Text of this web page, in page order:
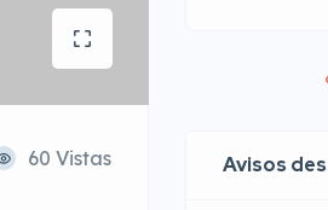
60 Vistas Avisos